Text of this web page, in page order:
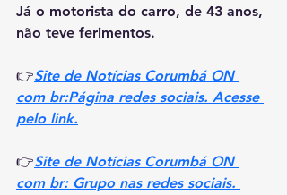
Já o motorista do carro, de 43 anos,
não teve ferimentos.
👉Site de Notícias Corumbá ON
com br:Página redes sociais. Acesse
pelo link.
👉Site de Notícias Corumbá ON
com br: Grupo nas redes sociais.